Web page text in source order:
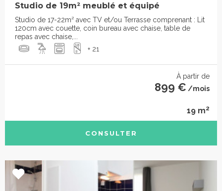
Studio de 19m² meublé et équipé
Studio de 17-22m² avec TV et/ou Terrasse comprenant : Lit
120cm avec couette, coin bureau avec chaise, table de
repas avec chaise,...
+ 21
À partir de
899 € /mois
19 m2
CONSULTER